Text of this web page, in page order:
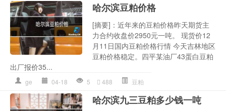
哈尔滨豆粕价格
[摘要]：近年来的豆粕价格昨天期货主
力合约收盘价2950元一吨。 现货价12
月11日国内豆粕价格行情 今天吉林地区
豆粕价格稳定。四平某油厂43蛋白豆粕
出厂报价35...
ge 04-18 5 488 豆粕
哈尔滨九三豆粕多少钱一吨